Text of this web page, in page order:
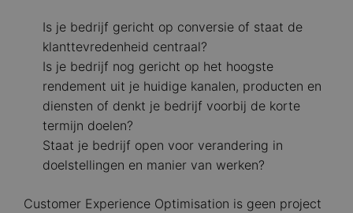
Is je bedrijf gericht op conversie of staat de
klanttevredenheid centraal?
Is je bedrijf nog gericht op het hoogste
rendement uit je huidige kanalen, producten en
diensten of denkt je bedrijf voorbij de korte
termijn doelen?
Staat je bedrijf open voor verandering in
doelstellingen en manier van werken?
Customer Experience Optimisation is geen project